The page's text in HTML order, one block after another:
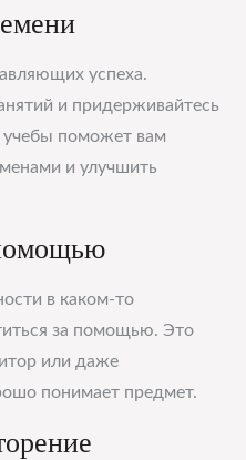
успеха.
и придерживайтесь
учебы поможет вам
и улучшить
в каком-то
за помощью. Это
или даже
понимает предмет.